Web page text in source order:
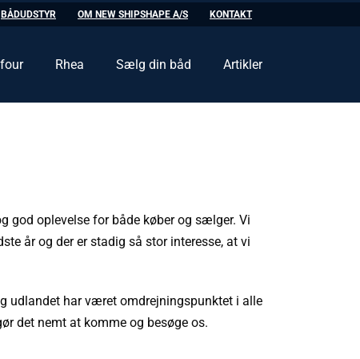
BÅDUDSTYR OM NEW SHIPSHAPE A/S KONTAKT
Rhea Sælg din båd Artikler
god oplevelse for både køber og sælger. Vi
år og der er stadig så stor interesse, at vi
udlandet har været omdrejningspunktet i alle
det nemt at komme og besøge os.